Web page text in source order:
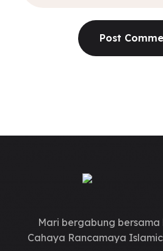
Mari bergabung
Cahaya Rancamaya